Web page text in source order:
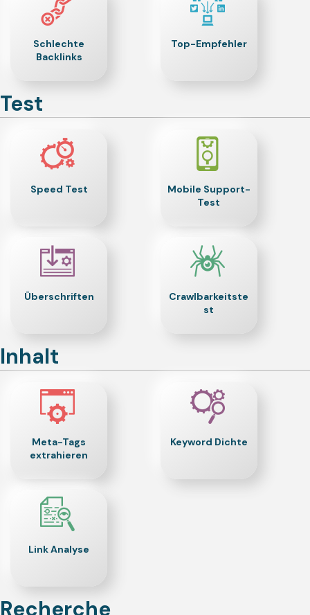
Schlechte
Backlinks
Top-Empfehler
Test
Speed Test
Mobile Support-
Test
Überschriften
Crawlbarkeitste
st
Inhalt
Meta-Tags
extrahieren
Keyword Dichte
Link Analyse
Recherche